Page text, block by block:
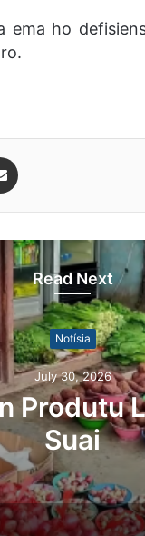
ema ho
Read Next
Notísia
July 30, 2026
Produtu
Suai